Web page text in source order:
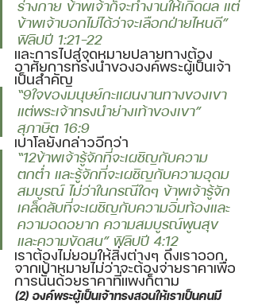
ร่างกาย ข้าพเจ้าก็จะทำงานให้เกิดผล แต่
ข้าพเจ้าบอกไม่ได้ว่าจะเลือกฝ่ายไหนดี”
ฟิลิปปี 1:21-22
และการไปสู่จุดหมายปลายทางต้อง
อาศัยการทรงนำขององค์พระผู้เป็นเจ้า
เป็นสำคัญ
“9ใจของมนุษย์กะแผนงานทางของเขา
แต่พระเจ้าทรงนำย่างเท้าของเขา”
สุภาษิต 16:9
เปาโลยังกล่าวอีกว่า
“12ข้าพเจ้ารู้จักที่จะเผชิญกับความ
ตกต่ำ และรู้จักที่จะเผชิญกับความอุดม
สมบูรณ์ ไม่ว่าในกรณีใดๆ ข้าพเจ้ารู้จัก
เคล็ดลับที่จะเผชิญกับความอิ่มท้องและ
ความอดอยาก ความสมบูรณ์พูนสุข
และความขัดสน” ฟิลิปปี 4:12
เราต้องไม่ยอมให้สิ่งต่างๆ ดึงเราออก
จากเป้าหมายไม่ว่าจะต้องจ่ายราคาเพื่อ
การนั้นด้วยราคาที่แพงก็ตาม
(2) องค์พระผู้เป็นเจ้าทรงสอนให้เราเป็นคนมี